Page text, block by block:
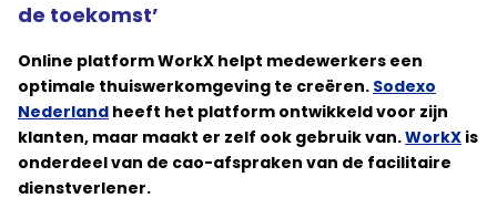
de toekomst’
Online platform WorkX helpt medewerkers een
optimale thuiswerkomgeving te creëren. Sodexo
Nederland heeft het platform ontwikkeld voor zijn
klanten, maar maakt er zelf ook gebruik van.WorkX is
onderdeel van de cao-afspraken van de facilitaire
dienstverlener.